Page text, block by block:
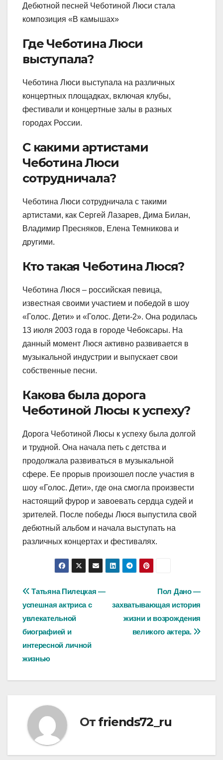
Дебютной песней Чеботиной Люси стала
композиция «В камышах»
Где Чеботина Люси
выступала?
Чеботина Люси выступала на различных
концертных площадках, включая клубы,
фестивали и концертные залы в разных
городах России.
С какими артистами
Чеботина Люси
сотрудничала?
Чеботина Люси сотрудничала с такими
артистами, как Сергей Лазарев, Дима Билан,
Владимир Пресняков, Елена Темникова и
другими.
Кто такая Чеботина Люся?
Чеботина Люся – российская певица,
известная своими участием и победой в шоу
«Голос. Дети» и «Голос. Дети-2». Она родилась
13 июля 2003 года в городе Чебоксары. На
данный момент Люся активно развивается в
музыкальной индустрии и выпускает свои
собственные песни.
Какова была дорога
Чеботиной Люсы к успеху?
Дорога Чеботиной Люсы к успеху была долгой
и трудной. Она начала петь с детства и
продолжала развиваться в музыкальной
сфере. Ее прорыв произошел после участия в
шоу «Голос. Дети», где она смогла произвести
настоящий фурор и завоевать сердца судей и
зрителей. После победы Люся выпустила свой
дебютный альбом и начала выступать на
различных концертах и фестивалях.
Навигация
по
записям
Пол Дано —
захватывающая история
жизни и возрождения
великого актера.
Татьяна Пилецкая —
успешная актриса с
увлекательной
биографией и
интересной личной
жизнью
От friends72_ru